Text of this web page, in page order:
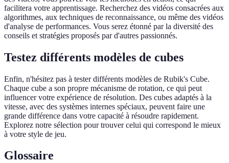
facilitera votre apprentissage. Recherchez des vidéos consacrées aux
algorithmes, aux techniques de reconnaissance, ou même des vidéos
d'analyse de performances. Vous serez étonné par la diversité des
conseils et stratégies proposés par d'autres passionnés.
Testez différents modèles de cubes
Enfin, n'hésitez pas à tester différents modèles de Rubik's Cube.
Chaque cube a son propre mécanisme de rotation, ce qui peut
influencer votre expérience de résolution. Des cubes adaptés à la
vitesse, avec des systèmes internes spéciaux, peuvent faire une
grande différence dans votre capacité à résoudre rapidement.
Explorez notre sélection pour trouver celui qui correspond le mieux
à votre style de jeu.
Glossaire